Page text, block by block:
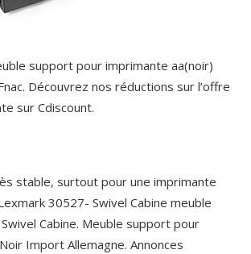
support pour imprimante aa(noir)
Découvrez nos réductions sur l’offre
sur Cdiscount.
stable, surtout pour une imprimante
30527- Swivel Cabine meuble
Cabine. Meuble support pour
Import Allemagne. Annonces